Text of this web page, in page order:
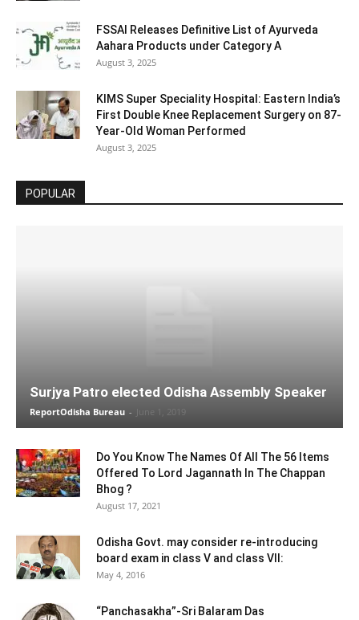
FSSAI Releases Definitive List of Ayurveda
Aahara Products under Category A
August 3, 2025
KIMS Super Speciality Hospital: Eastern India’s
First Double Knee Replacement Surgery on 87-
Year-Old Woman Performed
August 3, 2025
POPULAR
Surjya Patro elected Odisha Assembly Speaker
ReportOdisha Bureau - June 1, 2019
Do You Know The Names Of All The 56 Items
Offered To Lord Jagannath In The Chappan
Bhog ?
August 17, 2021
Odisha Govt. may consider re-introducing
board exam in class V and class VII:
May 4, 2016
“Panchasakha”-Sri Balaram Das